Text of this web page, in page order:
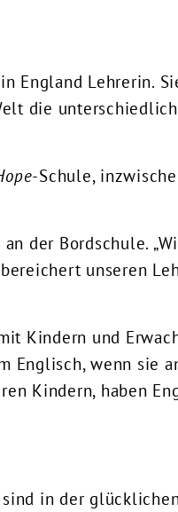
England Lehrerin.
die
Schule,
der Bordschule.
unseren
Kindern und
Englisch, wenn sie
Kindern, haben
in der